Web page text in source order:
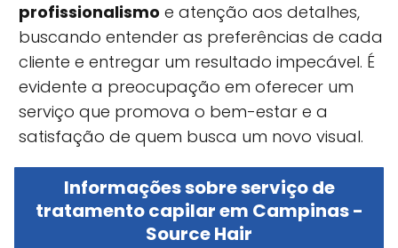
profissionalismo e atenção aos detalhes,
buscando entender as preferências de cada
cliente e entregar um resultado impecável. É
evidente a preocupação em oferecer um
serviço que promova o bem-estar e a
satisfação de quem busca um novo visual.
Informações sobre serviço de
tratamento capilar em Campinas -
Source Hair